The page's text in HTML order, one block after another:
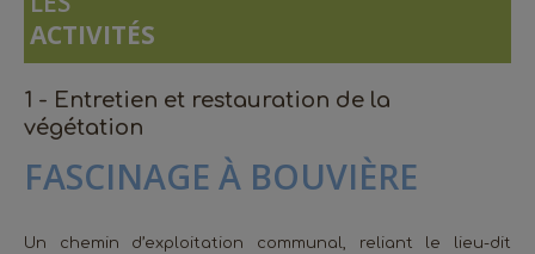
ACTIVITÉS
1 - Entretien et restauration de la
végétation
FASCINAGE À BOUVIÈRE
Un chemin d’exploitation communal, reliant le lieu-dit